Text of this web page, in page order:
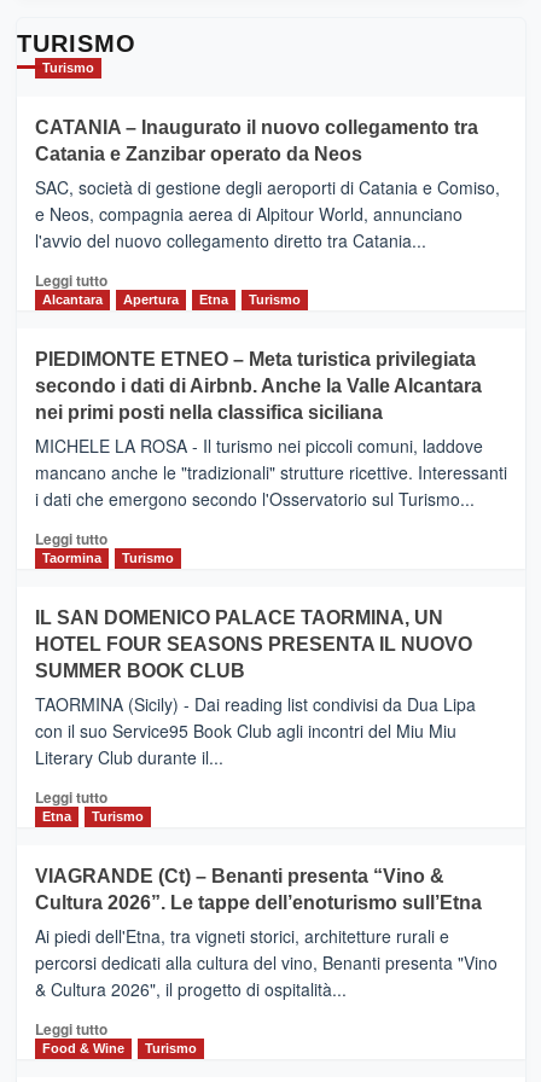
TURISMO
Turismo
CATANIA – Inaugurato il nuovo collegamento tra
Catania e Zanzibar operato da Neos
SAC, società di gestione degli aeroporti di Catania e Comiso,
e Neos, compagnia aerea di Alpitour World, annunciano
l'avvio del nuovo collegamento diretto tra Catania...
Leggi tuttoLeggi
CATANIA
–
Inaugurato
il
nuovo
collegamento
tra
e
Zanzibar
da
Neos
Alcantara Apertura Etna Turismo
PIEDIMONTE ETNEO – Meta turistica privilegiata
secondo i dati di Airbnb. Anche la Valle Alcantara
nei primi posti nella classifica siciliana
MICHELE LA ROSA - Il turismo nei piccoli comuni, laddove
mancano anche le "tradizionali" strutture ricettive. Interessanti
i dati che emergono secondo l'Osservatorio sul Turismo...
Leggi tuttoLeggi
PIEDIMONTE
ETNEO
–
Meta
turistica
privilegiata
secondo
dati
di
Anche
la
Alcantara
nei
primi
nella
classifica
Taormina Turismo
IL SAN DOMENICO PALACE TAORMINA, UN
HOTEL FOUR SEASONS PRESENTA IL NUOVO
SUMMER BOOK CLUB
TAORMINA (Sicily) - Dai reading list condivisi da Dua Lipa
con il suo Service95 Book Club agli incontri del Miu Miu
Literary Club durante il...
Leggi tuttoLeggi
di
IL
SAN
DOMENICO
PALACE
TAORMINA,
UN
HOTEL
FOUR
Etna Turismo
VIAGRANDE (Ct) – Benanti presenta “Vino &
Cultura 2026”. Le tappe dell’enoturismo sull’Etna
Ai piedi dell'Etna, tra vigneti storici, architetture rurali e
percorsi dedicati alla cultura del vino, Benanti presenta "Vino
& Cultura 2026", il progetto di ospitalità...
Leggi tuttoLeggi
di
Food & Wine Turismo